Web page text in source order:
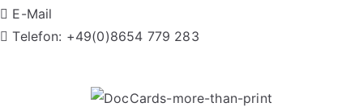
gewählt
werden
E-Mail
Telefon: +49(0)8654 779 283